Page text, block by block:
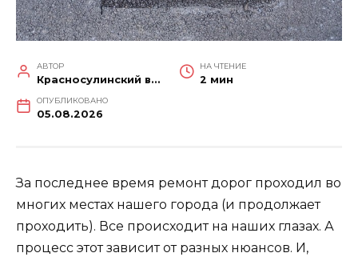
АВТОР
Красносулинский вестник
НА ЧТЕНИЕ
2 мин
ОПУБЛИКОВАНО
05.08.2026
За последнее время ремонт дорог проходил во
многих местах нашего города (и продолжает
проходить). Все происходит на наших глазах. А
процесс этот зависит от разных нюансов. И,